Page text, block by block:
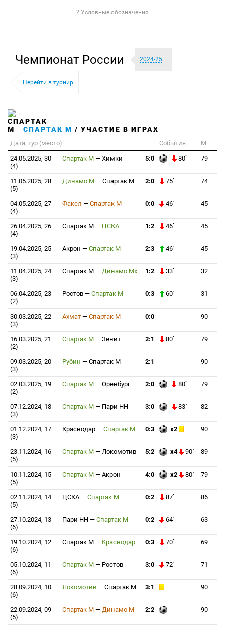
? Условные обозначения
Чемпионат России 2024-25
Перейти в турнир
СПАРТАК М / УЧАСТИЕ В ИГРАХ
Дата, тур (место) События
М
24.05.2025, 30
(4)
Спартак М — Химки 5:0 80` 79
11.05.2025, 28
(5)
Динамо М — Спартак М 2:0 75` 74
04.05.2025, 27
(4)
Факел — Спартак М 0:0 46` 45
26.04.2025, 26
(4)
Спартак М — ЦСКА 1:2 46` 45
19.04.2025, 25
(3)
Акрон — Спартак М 2:3 46` 45
11.04.2025, 24
(3)
Спартак М — Динамо Мх 1:2 33` 32
06.04.2025, 23
(2)
Ростов — Спартак М 0:3 60` 31
30.03.2025, 22
(3)
Ахмат — Спартак М 0:0 90
16.03.2025, 21
(2)
Спартак М — Зенит 2:1 80` 79
09.03.2025, 20
(3)
Рубин — Спартак М 2:1 90
02.03.2025, 19
(2)
Спартак М — Оренбург 2:0 80` 79
07.12.2024, 18
(3)
Спартак М — Пари НН 3:0 83` 82
01.12.2024, 17
(3)
Краснодар — Спартак М 0:3 x2 90
23.11.2024, 16
(5)
Спартак М — Локомотив 5:2 x4 90` 89
10.11.2024, 15
(5)
Спартак М — Акрон 4:0 x2 80` 79
02.11.2024, 14
(5)
ЦСКА — Спартак М 0:2 87` 86
27.10.2024, 13
(6)
Пари НН — Спартак М 0:2 64` 63
19.10.2024, 12
(6)
Спартак М — Краснодар 0:3 70` 69
05.10.2024, 11
(6)
Спартак М — Ростов 3:0 72` 71
28.09.2024, 10
(6)
Локомотив — Спартак М 3:1 90
22.09.2024, 09
(5)
Спартак М — Динамо М 2:2 90